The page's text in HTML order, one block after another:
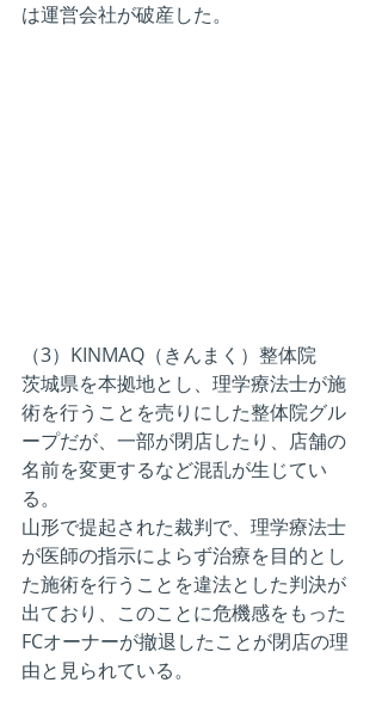
は運営会社が破産した。
（3）KINMAQ（きんまく）整体院
茨城県を本拠地とし、理学療法士が施
術を行うことを売りにした整体院グル
ープだが、一部が閉店したり、店舗の
名前を変更するなど混乱が生じてい
る。
山形で提起された裁判で、理学療法士
が医師の指示によらず治療を目的とし
た施術を行うことを違法とした判決が
出ており、このことに危機感をもった
FCオーナーが撤退したことが閉店の理
由と見られている。